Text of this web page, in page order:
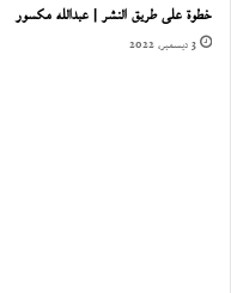
خطوة على طريق النشر | عبدالله مكسور
3 ديسمبر، 2022